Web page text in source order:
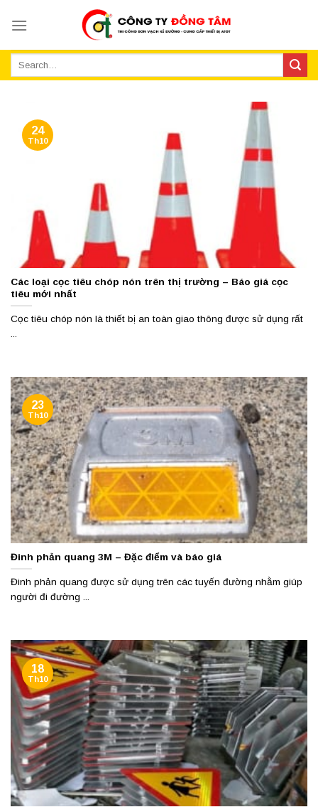
Các loại cọc tiêu chóp nón trên thị trường – Báo giá cọc
tiêu mới nhất
Cọc tiêu chóp nón là thiết bị an toàn giao thông được sử dụng rất
24
Th10
Đinh phản quang 3M – Đặc điểm và báo giá
Đinh phản quang được sử dụng trên các tuyến đường nhằm giúp
người đi đường ...
23
Th10
18
Th10